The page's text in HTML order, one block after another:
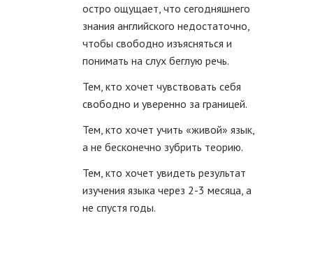
остро ощущает, что сегодняшнего
знания английского недостаточно,
чтобы свободно изъясняться и
понимать на слух беглую речь.
Тем, кто хочет чувствовать себя
свободно и уверенно за границей.
Тем, кто хочет учить «живой» язык,
а не бесконечно зубрить теорию.
Тем, кто хочет увидеть результат
изучения языка через 2-3 месяца, а
не спустя годы.